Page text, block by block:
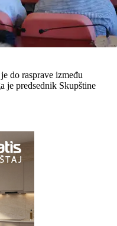
do rasprave između
je predsednik Skupštine